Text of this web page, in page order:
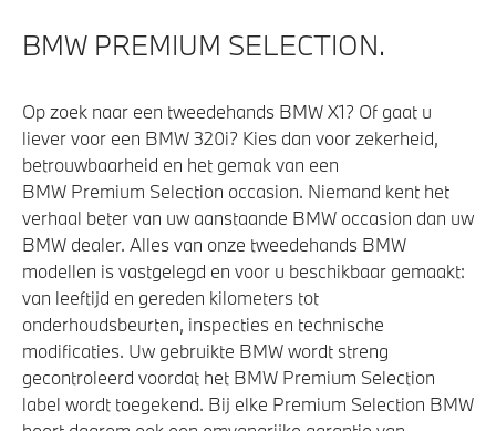
BMW PREMIUM SELECTION.
Op zoek naar een tweedehands BMW X1? Of gaat u
liever voor een BMW 320i? Kies dan voor zekerheid,
betrouwbaarheid en het gemak van een
BMW Premium Selection occasion. Niemand kent het
verhaal beter van uw aanstaande BMW occasion dan uw
BMW dealer. Alles van onze tweedehands BMW
modellen is vastgelegd en voor u beschikbaar gemaakt:
van leeftijd en gereden kilometers tot
onderhoudsbeurten, inspecties en technische
modificaties. Uw gebruikte BMW wordt streng
gecontroleerd voordat het BMW Premium Selection
label wordt toegekend. Bij elke Premium Selection BMW